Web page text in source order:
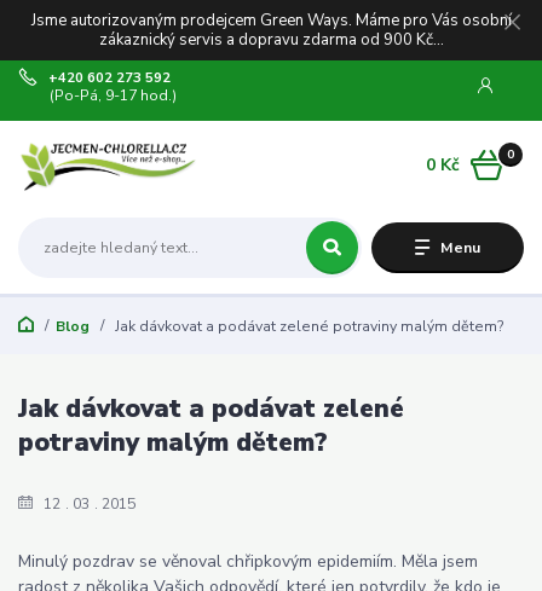
Jsme autorizovaným prodejcem Green Ways. Máme pro Vás osobní
zákaznický servis a dopravu zdarma od 900 Kč...
Menu
+420 602 273 592
(Po-Pá, 9-17 hod.)
0
0 Kč
Blog Jak dávkovat a podávat zelené potraviny malým dětem?
12 03 2015
Jak dávkovat a podávat zelené
potraviny malým dětem?
Minulý pozdrav se věnoval chřipkovým epidemiím. Měla jsem
radost z několika Vašich odpovědí, které jen potvrdily, že kdo je